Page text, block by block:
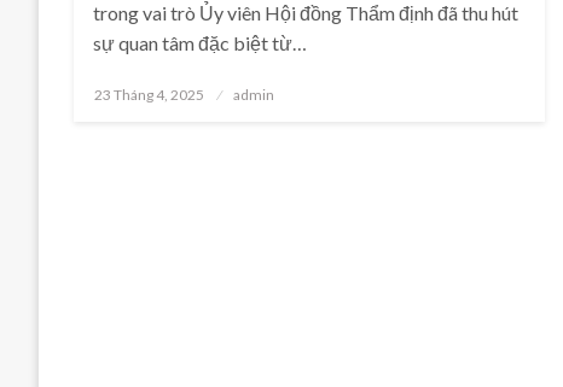
trong vai trò Ủy viên Hội đồng Thẩm định đã thu hút
sự quan tâm đặc biệt từ…
Posted
23 Tháng 4, 2025 admin